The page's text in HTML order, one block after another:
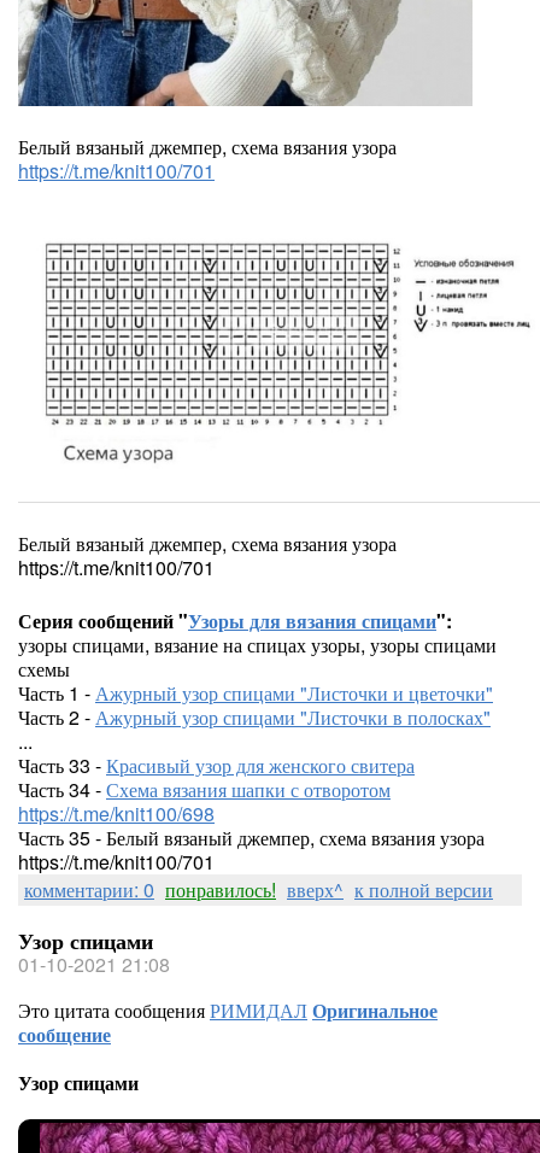
Белый вязаный джемпер, схема вязания узора
https://t.me/knit100/701
Белый вязаный джемпер, схема вязания узора
https://t.me/knit100/701
Серия сообщений "Узоры для вязания спицами":
узоры спицами, вязание на спицах узоры, узоры спицами
схемы
Часть 1 - Ажурный узор спицами "Листочки и цветочки"
Часть 2 - Ажурный узор спицами "Листочки в полосках"
...
Часть 33 -Красивый узор для женского свитера
Часть 34 -Схема вязания шапки с отворотом
https://t.me/knit100/698
Часть 35 - Белый вязаный джемпер, схема вязания узора
https://t.me/knit100/701
комментарии: 0 понравилось! вверх^ к полной версии
Узор спицами
01-10-2021 21:08
Это цитата сообщенияРИМИДАЛОригинальное
сообщение
Узор спицами